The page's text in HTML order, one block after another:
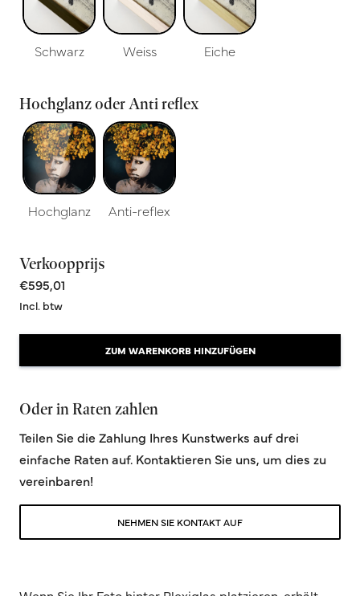
Schwarz Weiss Eiche
Hochglanz oder Anti reflex
Hochglanz Anti-reflex
Verkoopprijs
€595,01
Incl. btw
ZUM WARENKORB HINZUFÜGEN
Oder in Raten zahlen
Teilen Sie die Zahlung Ihres Kunstwerks auf drei
einfache Raten auf. Kontaktieren Sie uns, um dies zu
vereinbaren!
NEHMEN SIE KONTAKT AUF